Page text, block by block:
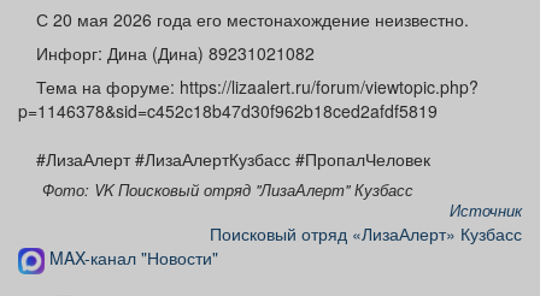
Товары Поздравления Погода
ТВ программа Я - пенсионер
С 20 мая 2026 года его местонахождение неизвестно.
Инфорг: Дина (Дина) 89231021082
Тема на форуме: https://lizaalert.ru/forum/viewtopic.php?
p=1146378&sid=c452c18b47d30f962b18ced2afdf5819
#ЛизаАлерт #ЛизаАлертКузбасс #ПропалЧеловек
Фото: VK Поисковый отряд "ЛизаАлерт" Кузбасс
Источник
Поисковый отряд «ЛизаАлерт» Кузбасс
MAX-канал "Новости"